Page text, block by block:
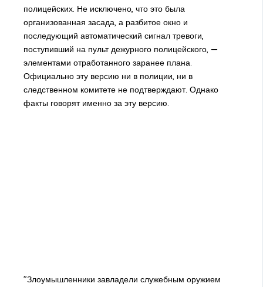
полицейских. Не исключено, что это была
организованная засада, а разбитое окно и
последующий автоматический сигнал тревоги,
поступивший на пульт дежурного полицейского, —
элементами отработанного заранее плана.
Официально эту версию ни в полиции, ни в
следственном комитете не подтверждают. Однако
факты говорят именно за эту версию.
"Злоумышленники завладели служебным оружием